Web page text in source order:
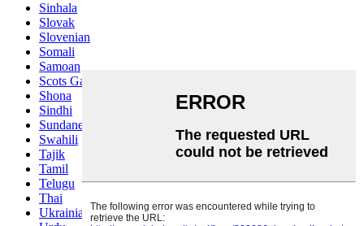
Sinhala
Slovak
Slovenian
Somali
Samoan
Scots Gaelic
Shona
Sindhi
Sundanese
Swahili
Tajik
Tamil
Telugu
Thai
Ukrainian